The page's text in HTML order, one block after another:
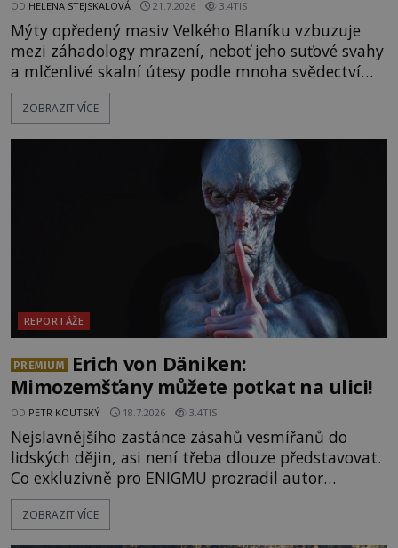
OD HELENA STEJSKALOVÁ 21.7.2026 3.4TIS
Mýty opředený masiv Velkého Blaníku vzbuzuje
mezi záhadology mrazení, neboť jeho suťové svahy
a mlčenlivé skalní útesy podle mnoha svědectví
fungují jako anomální zóny, kde selhává lidské
vnímání času i prostoru. Geologické anomálie hory
badatelé zde odkrývají indicie, které propojují
prastaré pohanské kulty, keltské svatyně a zprávy
ZOBRAZIT VÍCE
REPORTÁŽE
PREMIUM
Erich von Däniken:
Mimozemšťany můžete potkat na ulici!
OD PETR KOUTSKÝ 18.7.2026 3.4TIS
Nejslavnějšího zastánce zásahů vesmířanů do
lidských dějin, asi není třeba dlouze představovat.
Co exkluzivně pro ENIGMU prozradil autor
Vzpomínek na budoucnost, švýcarský badatel
Erich von Däniken? Orbitální stanice Viking 1
ZOBRAZIT VÍCE